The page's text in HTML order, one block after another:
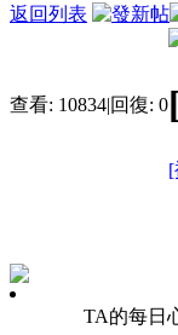
返回列表
查看: 10834|回復: 0
[
TA的每日